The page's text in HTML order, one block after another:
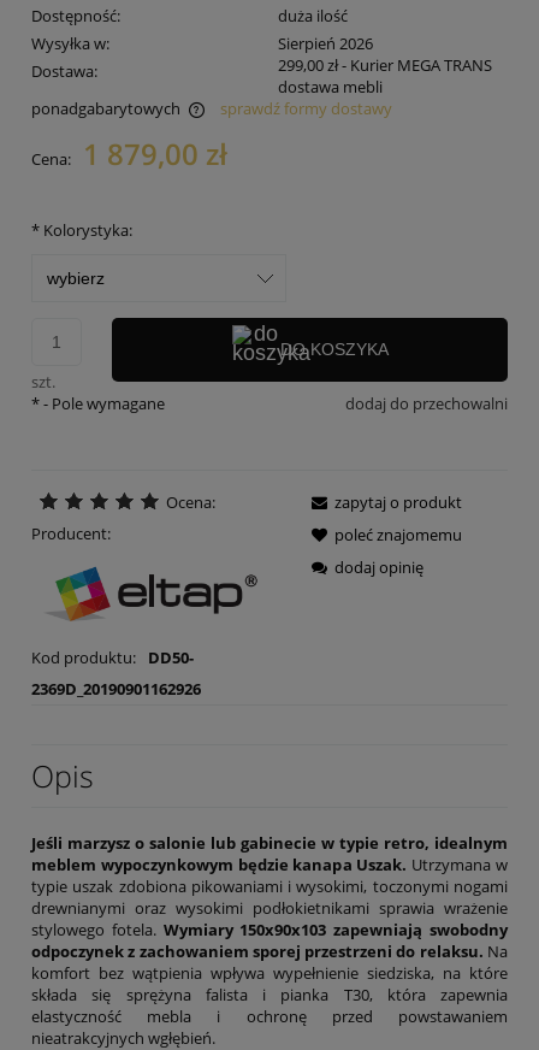
Dostępność:
duża ilość
Wysyłka w:
Sierpień 2026
Dostawa:
299,00 zł- Kurier MEGA TRANS
dostawa mebli
ponadgabarytowych
sprawdź formy dostawy
Cena: 1 879,00 zł
* Kolorystyka:
szt.
DO KOSZYKA
dodaj do przechowalni
*- Pole wymagane
Ocena:
Producent:
Kod produktu:
DD50-
2369D_20190901162926
zapytaj o produkt
poleć znajomemu
dodaj opinię
Opis
Jeśli marzysz o salonie lub gabinecie w typie retro, idealnym
meblem wypoczynkowym będzie kanapa Uszak. Utrzymana w
typie uszak zdobiona pikowaniami i wysokimi, toczonymi nogami
drewnianymi oraz wysokimi podłokietnikami sprawia wrażenie
stylowego fotela. Wymiary 150x90x103 zapewniają swobodny
odpoczynek z zachowaniem sporej przestrzeni do relaksu. Na
komfort bez wątpienia wpływa wypełnienie siedziska, na które
składa się sprężyna falista i pianka T30, która zapewnia
elastyczność mebla i ochronę przed powstawaniem
nieatrakcyjnych wgłębień.